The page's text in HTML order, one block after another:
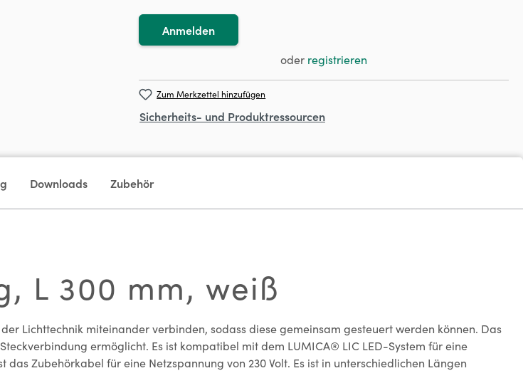
Anmelden
oder registrieren
Zum Merkzettel hinzufügen
Sicherheits- und Produktressourcen
Downloads Zubehör
L 300 mm, weiß
Lichttechnik miteinander verbinden, sodass diese gemeinsam gesteuert werden können. Das
ermöglicht. Es ist kompatibel mit dem LUMICA® LIC LED-System für eine
Zubehörkabel für eine Netzspannung von 230 Volt. Es ist in unterschiedlichen Längen